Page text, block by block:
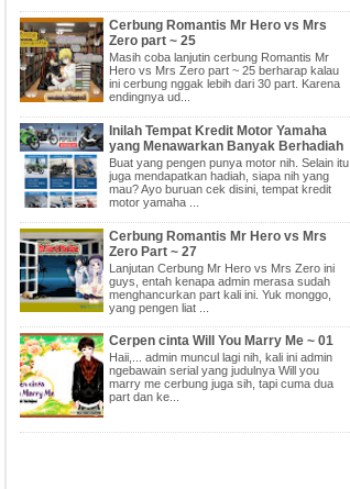
Cerbung Romantis Mr Hero vs Mrs
Zero part ~ 25
Masih coba lanjutin cerbung Romantis Mr
Hero vs Mrs Zero part ~ 25 berharap kalau
ini cerbung nggak lebih dari 30 part. Karena
endingnya ud...
Inilah Tempat Kredit Motor Yamaha
yang Menawarkan Banyak Berhadiah
Buat yang pengen punya motor nih. Selain itu
juga mendapatkan hadiah, siapa nih yang
mau? Ayo buruan cek disini, tempat kredit
motor yamaha ...
Cerbung Romantis Mr Hero vs Mrs
Zero Part ~ 27
Lanjutan Cerbung Mr Hero vs Mrs Zero ini
guys, entah kenapa admin merasa sudah
menghancurkan part kali ini. Yuk monggo,
yang pengen liat ...
Cerpen cinta Will You Marry Me ~ 01
Haii,... admin muncul lagi nih, kali ini admin
ngebawain serial yang judulnya Will you
marry me cerbung juga sih, tapi cuma dua
part dan ke...